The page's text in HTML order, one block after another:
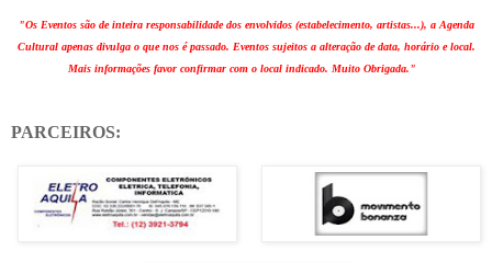
"Os Eventos são de inteira responsabilidade dos envolvidos (estabelecimento, artistas...), a Agenda
Cultural apenas divulga o que nos é passado. Eventos sujeitos a alteração de data, horário e local.
Mais informações favor confirmar com o local indicado. Muito Obrigada."
PARCEIROS: